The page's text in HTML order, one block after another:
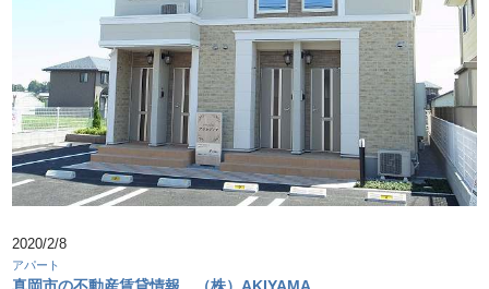
2020/2/8
アパート